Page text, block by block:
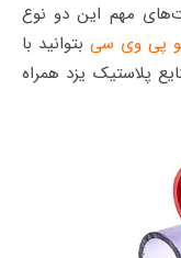
مهم این دو نوع
پی وی سی بتوانید با
پلاستیک یزد همراه